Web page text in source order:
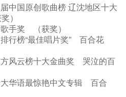
中国原创歌曲榜 辽沈地区十大
）
手奖 （获奖）
行榜“最佳唱片奖” 百合花
风云榜十大金曲奖 哭泣的百
华语最惊艳中文专辑 百合